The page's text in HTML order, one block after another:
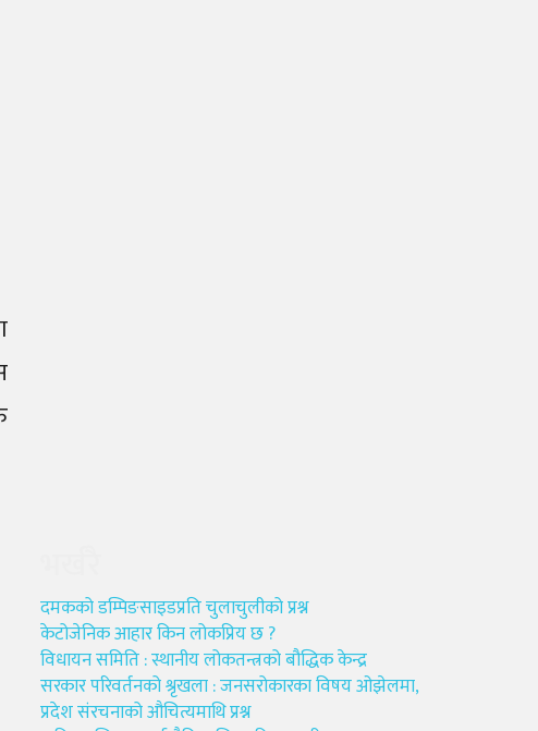
दमकको डम्पिङसाइडप्रति चुलाचुलीको प्रश्न
केटोजेनिक आहार किन लोकप्रिय छ ?
विधायन समिति : स्थानीय लोकतन्त्रको बौद्धिक केन्द्र
सरकार परिवर्तनको श्रृखला : जनसरोकारका विषय ओझेलमा,
प्रदेश संरचनाको औचित्यमाथि प्रश्न